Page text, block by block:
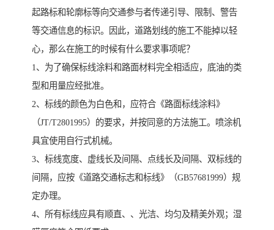
起路标和轮廓标等向交通参与者传递引导、限制、警告
等交通信息的标识。因此，道路划线的施工不能掉以轻
心，那么在施工的时候有什么要求事项呢？
1、为了确保标线涂料和路面材料完全相适应，底油的类
型和用量应经批准。
2、标线的颜色为白色和，应符合《路面标线涂料》
（JT/T2801995）的要求，并按同意的方法施工。喷涂机
具宜使用自行式机械。
3、标线宽度、虚线长及间隔、点线长及间隔、双标线的
间隔，应按《道路交通标志和标线》（GB57681999）规
定办理。
4、所有标线应具有顺直、、光洁、均匀及精美外观；湿